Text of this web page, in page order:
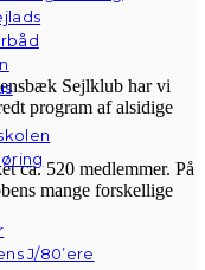
J/80’ere
Sejlklub har vi
program af alsidige
ca. 520 medlemmer. På
mange forskellige